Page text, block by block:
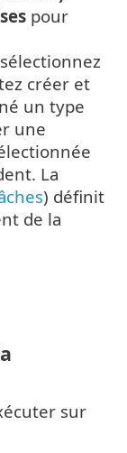
pour
créer et
un type
une
La
) définit
de la
sur